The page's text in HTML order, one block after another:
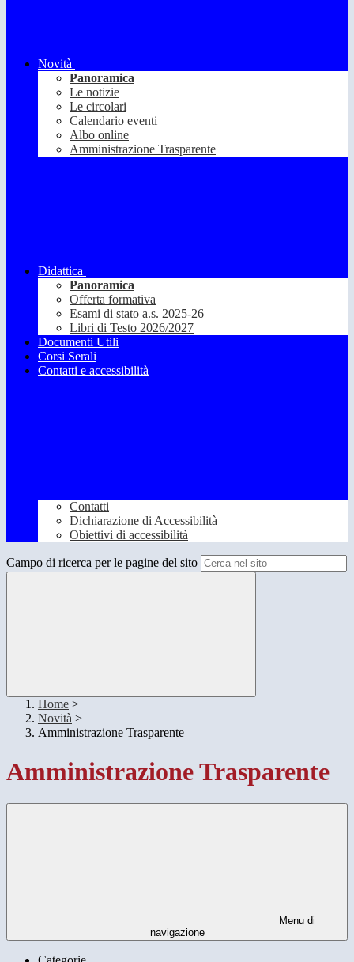
Novità
Panoramica
Le notizie
Le circolari
Calendario eventi
Albo online
Amministrazione Trasparente
Didattica
Panoramica
Offerta formativa
Esami di stato a.s. 2025-26
Libri di Testo 2026/2027
Documenti Utili
Corsi Serali
Contatti e accessibilità
Contatti
Dichiarazione di Accessibilità
Obiettivi di accessibilità
Campo di ricerca per le pagine del sito
Home >
Novità >
Amministrazione Trasparente
Amministrazione Trasparente
Menu di
navigazione